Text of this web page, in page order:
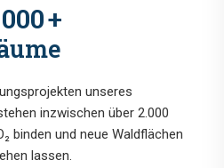
+
unseres
inzwischen über 2.000
binden und neue Waldflächen
lassen.